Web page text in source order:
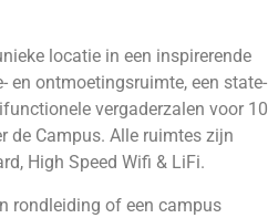
locatie in een inspirerende
en ontmoetingsruimte, een state-
vergaderzalen voor 10
de Campus. Alle ruimtes zijn
High Speed Wifi & LiFi.
rondleiding of een campus